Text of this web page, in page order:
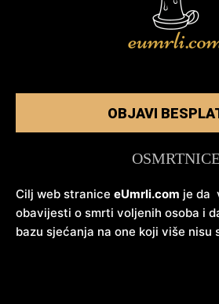
OBJAVI
Cilj web stranice eUmrli.com je da
obavijesti o smrti voljenih osoba i
bazu sjećanja na one koji više nisu